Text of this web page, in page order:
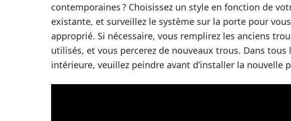
contemporaines ? Choisissez un style en fonction de
existante, et surveillez le système sur la porte pour
approprié. Si nécessaire, vous remplirez les anciens
utilisés, et vous percerez de nouveaux trous. Dans
intérieure, veuillez peindre avant d’installer la nouvelle